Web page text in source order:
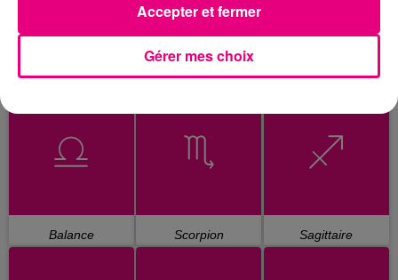
Cancer Lion Vierge
Balance Scorpion Sagittaire
Gérer mes choix
Accepter et fermer